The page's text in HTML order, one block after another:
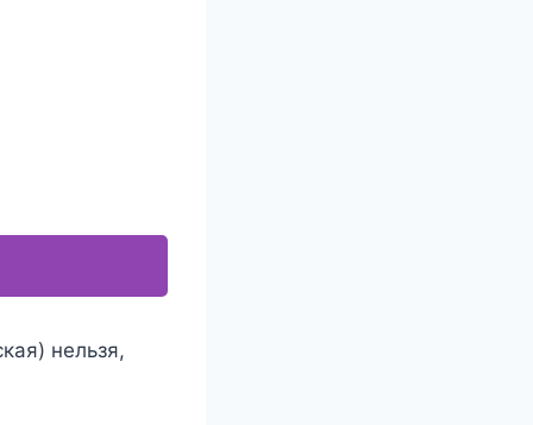
нельзя,